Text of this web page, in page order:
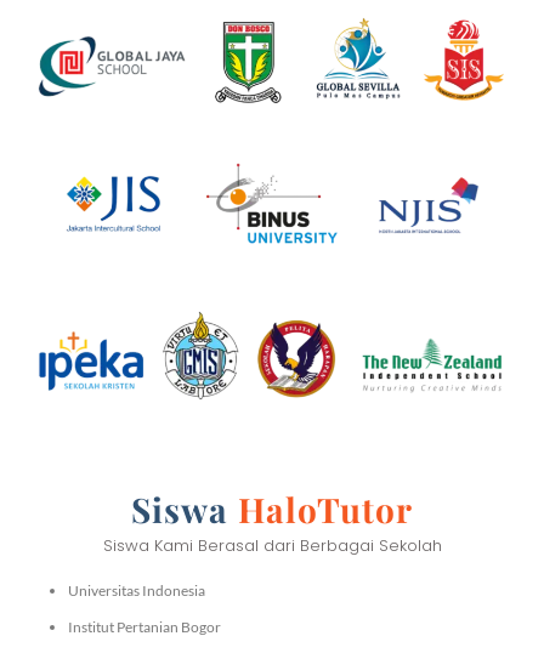
Siswa HaloTutor
Siswa Kami Berasal dari Berbagai Sekolah
Universitas Indonesia
Institut Pertanian Bogor